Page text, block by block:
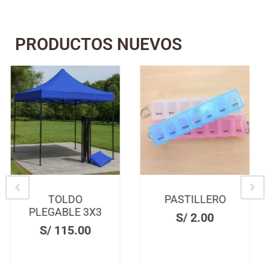
PRODUCTOS NUEVOS
PASTILLERO
S/2.00
ZAPATERA
CON
PERCHERO